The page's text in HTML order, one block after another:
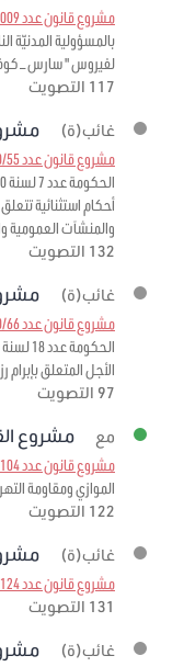
مشروع قانون عدد 2021/009
بالمسؤولية المدنيّة
لفيروس " سارس – كوف - 2 " وجبر الأضرار
117 التصويت
غائب(ة) مشروع
مشروع قانون عدد 2020/55
أحكام استثنائية
والمنشآت العمومية
132 التصويت
غائب(ة) مشروع
مشروع قانون عدد 2020/66
الأجل المتعلق
97 التصويت
مع مشروع القانون
مشروع قانون عدد 2020/104
الموازي ومقاومة
122 التصويت
غائب(ة) مشروع
مشروع قانون عدد 2020/124
131 التصويت
غائب(ة) مشروع